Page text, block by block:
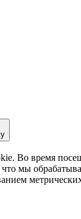
Во время
что мы